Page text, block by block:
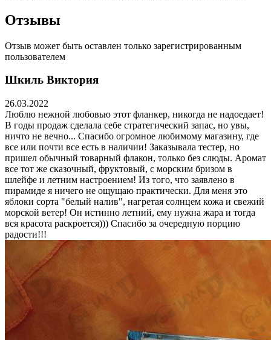
Отзывы
Отзыв может быть оставлен только зарегистрированным
пользователем
Шкиль Виктория
26.03.2022
Люблю нежной любовью этот фланкер, никогда не надоедает!
В годы продаж сделала себе стратегический запас, но увы,
ничто не вечно... Спасибо огромное любимому магазину, где
все или почти все есть в наличии! Заказывала тестер, но
пришел обычный товарный флакон, только без слюды. Аромат
все тот же сказочный, фруктовый, с морским бризом в
шлейфе и летним настроением! Из того, что заявлено в
пирамиде я ничего не ощущаю практически. Для меня это
яблоки сорта "белый налив", нагретая солнцем кожа и свежий
морской ветер! Он истинно летний, ему нужна жара и тогда
вся красота раскроется))) Спасибо за очередную порцию
радости!!!